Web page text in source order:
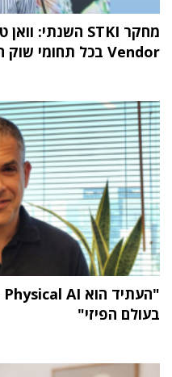
Vendor בכל תחומי שוק ה-IT
בעולם הפיזי"